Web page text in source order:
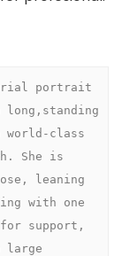
portrait
long,standing
class
She is
leaning
with one
support,
large